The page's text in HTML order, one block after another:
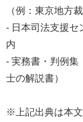
（例：東京地方
- 日本司法支援セ
内
- 実務書・判例集
士の解説書）
※上記出典は本